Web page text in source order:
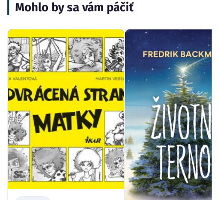
Mohlo by sa vám páčiť